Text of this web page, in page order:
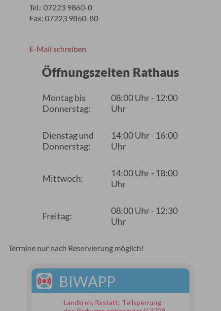
Tel.: 07223 9860-0
Fax: 07223 9860-80
E-Mail schreiben
Öffnungszeiten Rathaus
Montag bis
Donnerstag:
08:00 Uhr - 12:00
Uhr
Dienstag und
Donnerstag:
14:00 Uhr - 16:00
Uhr
Mittwoch:
14:00 Uhr - 18:00
Uhr
Freitag:
08:00 Uhr - 12:30
Uhr
Termine nur nach Reservierung möglich!
BIWAPP
Landkreis Rastatt: Teilsperrung